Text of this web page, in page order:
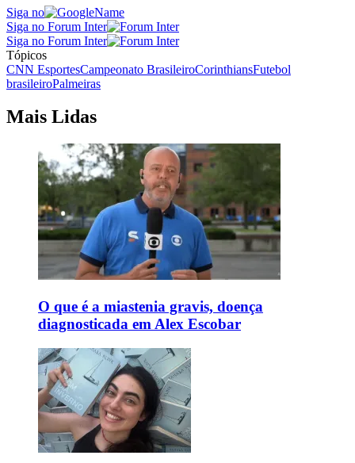
Siga no
Siga no Forum Inter
Siga no Forum Inter
Tópicos
CNN EsportesCampeonato BrasileiroCorinthiansFutebol
brasileiroPalmeiras
Mais Lidas
O que é a miastenia gravis, doença
diagnosticada em Alex Escobar